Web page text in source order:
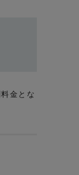
金とな